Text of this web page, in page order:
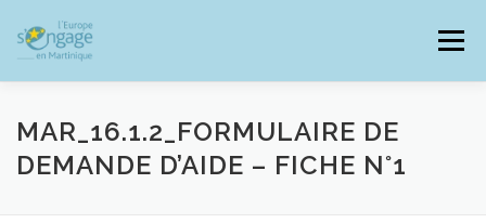
contenu
Menu
MAR_16.1.2_FORMULAIRE DE
DEMANDE D’AIDE – FICHE N°1